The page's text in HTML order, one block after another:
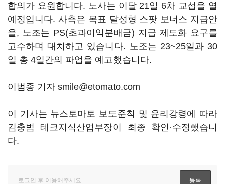
합의가 요원합니다. 노사는 이달 21일 6차 교섭을 열
예정입니다. 사측은 목표 달성형 스팟 보너스 지급안
을, 노조는 PS(초과이익분배금) 지급 제도화 요구를
고수하며 대치하고 있습니다. 노조는 23~25일과 30
일 총 4일간의 파업을 예고했습니다.
이범종 기자 smile@etomato.com
이 기사는 뉴스토마토 보도준칙 및 윤리강령에 따라
김충범 테크지식산업부장이 최종 확인·수정했습니
다.